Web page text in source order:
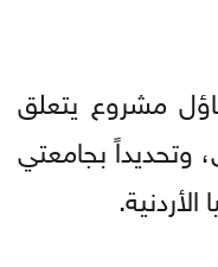
مشروع يتعلق
وتحديداً بجامعتي